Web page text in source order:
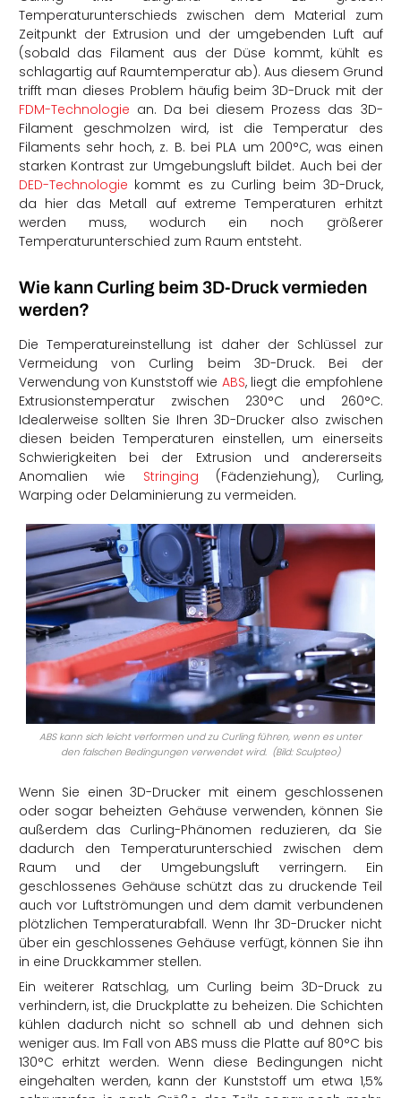
Temperaturunterschieds zwischen dem Material zum
Zeitpunkt der Extrusion und der umgebenden Luft auf
(sobald das Filament aus der Düse kommt, kühlt es
schlagartig auf Raumtemperatur ab). Aus diesem Grund
trifft man dieses Problem häufig beim 3D-Druck mit der
FDM-Technologie an. Da bei diesem Prozess das 3D-
Filament geschmolzen wird, ist die Temperatur des
Filaments sehr hoch, z. B. bei PLA um 200°C, was einen
starken Kontrast zur Umgebungsluft bildet. Auch bei der
DED-Technologie kommt es zu Curling beim 3D-Druck,
da hier das Metall auf extreme Temperaturen erhitzt
werden muss, wodurch ein noch größerer
Temperaturunterschied zum Raum entsteht.
Wie kann Curling beim 3D-Druck vermieden
werden?
Die Temperatureinstellung ist daher der Schlüssel zur
Vermeidung von Curling beim 3D-Druck. Bei der
Verwendung von Kunststoff wie ABS, liegt die empfohlene
Extrusionstemperatur zwischen 230°C und 260°C.
Idealerweise sollten Sie Ihren 3D-Drucker also zwischen
diesen beiden Temperaturen einstellen, um einerseits
Schwierigkeiten bei der Extrusion und andererseits
Anomalien wie Stringing (Fädenziehung), Curling,
Warping oder Delaminierung zu vermeiden.
ABS kann sich leicht verformen und zu Curling führen, wenn es unter
den falschen Bedingungen verwendet wird. (Bild: Sculpteo)
Wenn Sie einen 3D-Drucker mit einem geschlossenen
oder sogar beheizten Gehäuse verwenden, können Sie
außerdem das Curling-Phänomen reduzieren, da Sie
dadurch den Temperaturunterschied zwischen dem
Raum und der Umgebungsluft verringern. Ein
geschlossenes Gehäuse schützt das zu druckende Teil
auch vor Luftströmungen und dem damit verbundenen
plötzlichen Temperaturabfall. Wenn Ihr 3D-Drucker nicht
über ein geschlossenes Gehäuse verfügt, können Sie ihn
in eine Druckkammer stellen.
Ein weiterer Ratschlag, um Curling beim 3D-Druck zu
verhindern, ist, die Druckplatte zu beheizen. Die Schichten
kühlen dadurch nicht so schnell ab und dehnen sich
weniger aus. Im Fall von ABS muss die Platte auf 80°C bis
130°C erhitzt werden. Wenn diese Bedingungen nicht
eingehalten werden, kann der Kunststoff um etwa 1,5%